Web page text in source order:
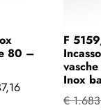
80 –
F
Inox
€